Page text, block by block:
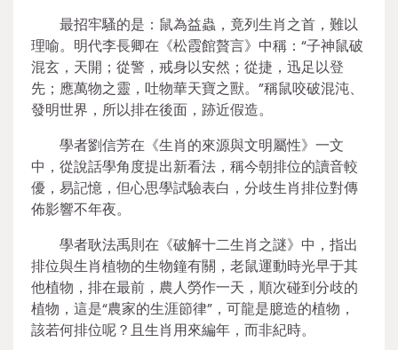
最招牢騷的是：鼠為益蟲，竟列生肖之首，難以
理喻。明代李長卿在《松霞館贅言》中稱：“子神鼠破
混玄，天開；從警，戒身以安然；從捷，迅足以登
先；應萬物之靈，吐物華天寶之獸。”稱鼠咬破混沌、
發明世界，所以排在後面，跡近假造。
學者劉信芳在《生肖的來源與文明屬性》一文
中，從說話學角度提出新看法，稱今朝排位的讀音較
優，易記憶，但心思學試驗表白，分歧生肖排位對傳
佈影響不年夜。
學者耿法禹則在《破解十二生肖之謎》中，指出
排位與生肖植物的生物鐘有關，老鼠運動時光早于其
他植物，排在最前，農人勞作一天，順次碰到分歧的
植物，這是“農家的生涯節律”，可龍是臆造的植物，
該若何排位呢？且生肖用來編年，而非紀時。